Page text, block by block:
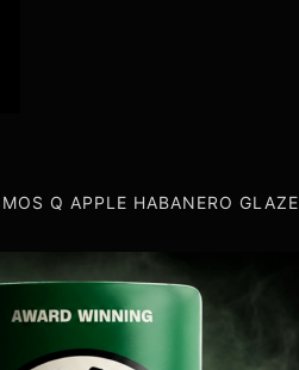
Q APPLE HABANERO GLAZE